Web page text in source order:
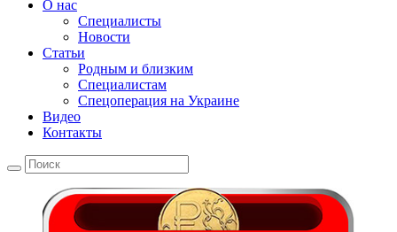
О нас
Специалисты
Новости
Статьи
Родным и близким
Специалистам
Спецоперация на Украине
Видео
Контакты